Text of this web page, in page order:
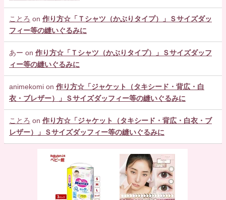
ことろ on 作り方☆「Ｔシャツ（かぶりタイプ）」Ｓサイズダッ
フィー等の縫いぐるみに
あー on 作り方☆「Ｔシャツ（かぶりタイプ）」Ｓサイズダッフ
ィー等の縫いぐるみに
animekomi on 作り方☆「ジャケット（タキシード・背広・白
衣・ブレザー）」Ｓサイズダッフィー等の縫いぐるみに
ことろ on 作り方☆「ジャケット（タキシード・背広・白衣・ブ
レザー）」Ｓサイズダッフィー等の縫いぐるみに